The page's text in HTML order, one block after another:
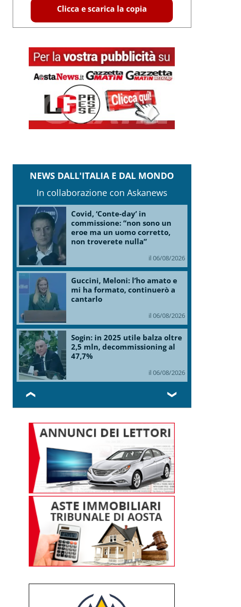
Clicca e scarica la copia
NEWS DALL'ITALIA E DAL MONDO
In collaborazione con Askanews
Covid, ‘Conte-day’ in
commissione: “non sono un
eroe ma un uomo corretto,
non troverete nulla”
il 06/08/2026
Guccini, Meloni: l’ho amato e
mi ha formato, continuerò a
cantarlo
il 06/08/2026
Sogin: in 2025 utile balza oltre
2,5 mln, decommissioning al
47,7%
il 06/08/2026
❮ ❯